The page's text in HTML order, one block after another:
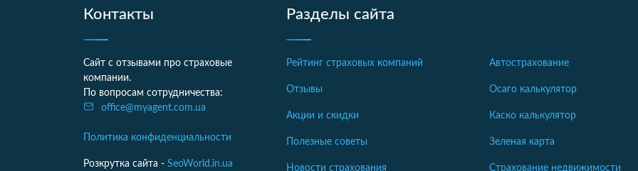
Контакты
Сайт с отзывами про страховые
компании.
По вопросам сотрудничества:
office@myagent.com.ua
Политика конфиденциальности
Розкрутка сайта - SeoWorld.in.ua
Разделы сайта
Рейтинг страховых компаний
Отзывы
Акции и скидки
Полезные советы
Новости страхования
Автострахование
Осаго калькулятор
Каско калькулятор
Зеленая карта
Страхование недвижимости